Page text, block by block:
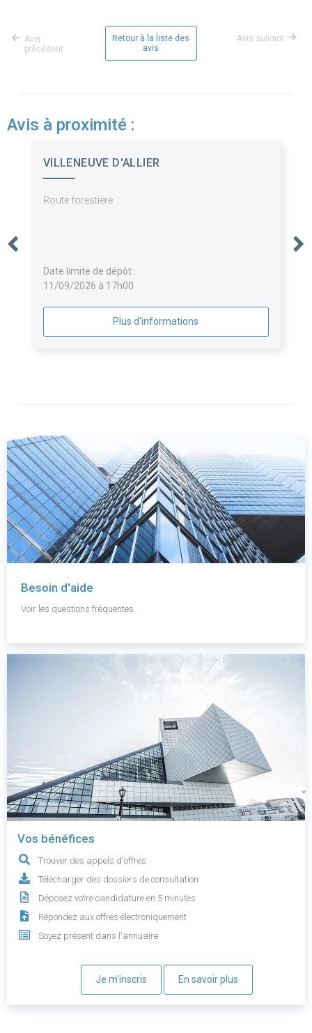
Avis
précédent
Retour à la liste des
avis
Avis suivant
Avis à proximité :
VILLENEUVE D'ALLIER
Route forestière
Date limite de dépôt :
11/09/2026 à 17h00
Plus d'informations
Besoin d'aide
Voir les questions fréquentes.
Vos bénéfices
Trouver des appels d'offres
Télécharger des dossiers de consultation
Déposez votre candidature en 5 minutes
Répondez aux offres électroniquement
Soyez présent dans l'annuaire
Je m'inscris En savoir plus